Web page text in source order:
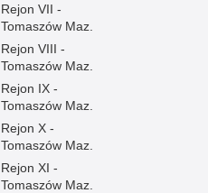
Rejon VII -
Tomaszów Maz.
Rejon VIII -
Tomaszów Maz.
Rejon IX -
Tomaszów Maz.
Rejon X -
Tomaszów Maz.
Rejon XI -
Tomaszów Maz.